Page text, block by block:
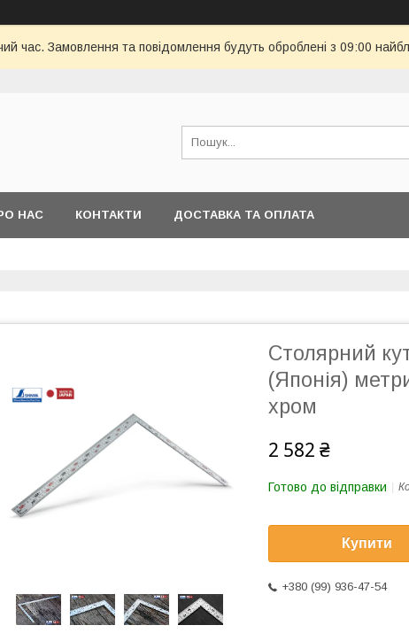
час. Замовлення та повідомлення будуть оброблені з 09:00
НАС КОНТАКТИ ДОСТАВКА ТА ОПЛАТА
Столярний
(Японія)
хром
2 582 ₴
Готово до відправки
Купити
+380 (99) 936-47-54